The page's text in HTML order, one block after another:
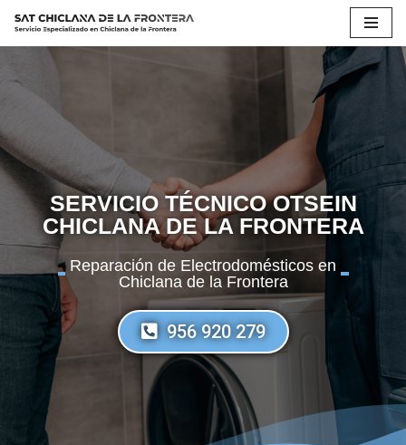
Saltar
SERVICIO TÉCNICO OTSEIN
CHICLANA DE LA FRONTERA
Reparación de Electrodomésticos en
Chiclana de la Frontera
956 920 279